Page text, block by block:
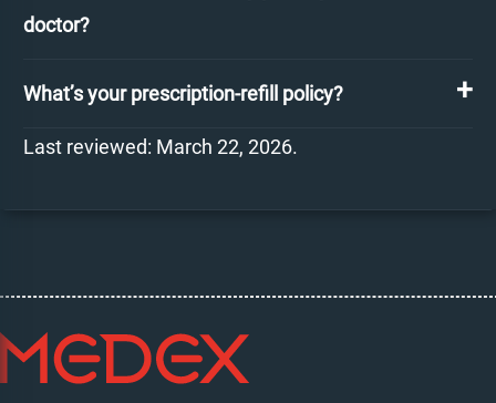
doctor?
What’s your prescription-refill policy?
Last reviewed: March 22, 2026.